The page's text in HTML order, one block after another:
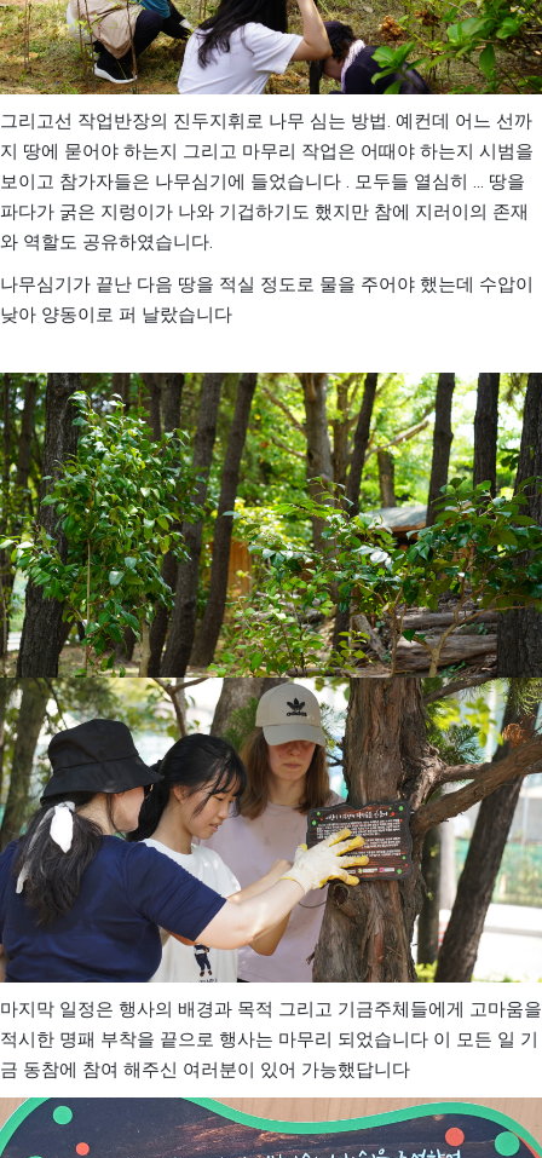
그리고선 작업반장의 진두지휘로 나무 심는 방법. 예컨데 어느 선까
지 땅에 묻어야 하는지 그리고 마무리 작업은 어때야 하는지 시범을
보이고 참가자들은 나무심기에 들었습니다 . 모두들 열심히 ... 땅을
파다가 굵은 지렁이가 나와 기겁하기도 했지만 참에 지러이의 존재
와 역할도 공유하였습니다.
나무심기가 끝난 다음 땅을 적실 정도로 물을 주어야 했는데 수압이
낮아 양동이로 퍼 날랐습니다
마지막 일정은 행사의 배경과 목적 그리고 기금주체들에게 고마움을
적시한 명패 부착을 끝으로 행사는 마무리 되었습니다 이 모든 일 기
금 동참에 참여 해주신 여러분이 있어 가능했답니다